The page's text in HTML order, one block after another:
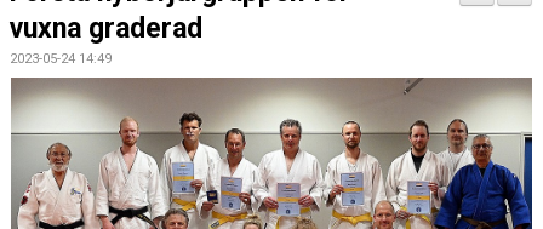
FÖRBUNDSNYHETER
BILDER
BÖRJA TRÄNA JUDO
BLI MEDLEM
vuxna graderad
2023-05-24 14:49